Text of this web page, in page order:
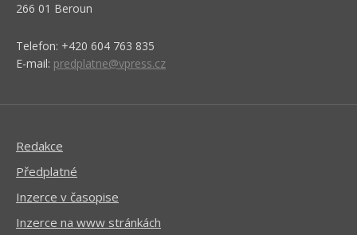
266 01 Beroun
Telefon: +420 604 763 835
E-mail: predplatne@vpress.cz
Redakce
Předplatné
Inzerce v časopise
Inzerce na www stránkách